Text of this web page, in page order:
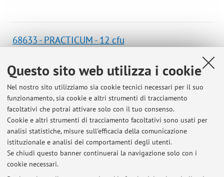
Questo sito web utilizza i cookie
Nel nostro sito utilizziamo sia cookie tecnici necessari per il suo
funzionamento, sia cookie e altri strumenti di tracciamento
facoltativi che potrai attivare solo con il tuo consenso.
Cookie e altri strumenti di tracciamento facoltativi sono usati per
analisi statistiche, misure sull'efficacia della comunicazione
istituzionale e analisi dei comportamenti degli utenti.
Se chiudi questo banner continuerai la navigazione solo con i
cookie necessari.
68633 - PRACTICUM - 12 cfu
Corso:
Laurea in Scienza dei materiali
B1772 - SCIENZA DEI MATERIALI 2 (Modulo 2)
Campus:
Bologna
Corso:
Laurea in Scienza dei materiali